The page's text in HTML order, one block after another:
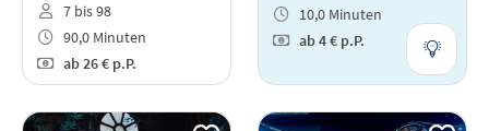
7 bis 98
90,0 Minuten
ab26 € p.P.
10,0 Minuten
ab4 € p.P.